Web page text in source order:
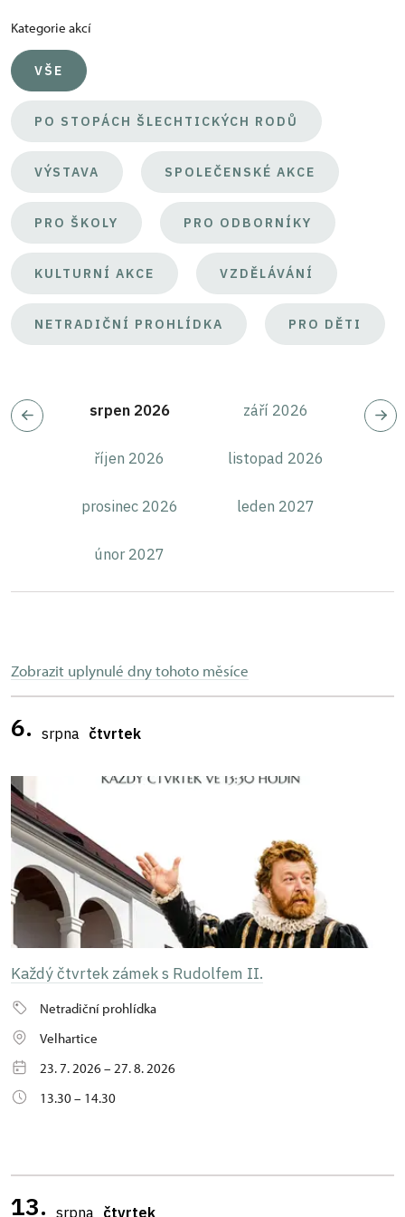
Kategorie akcí
VŠE
PO STOPÁCH ŠLECHTICKÝCH RODŮ
VÝSTAVA SPOLEČENSKÉ AKCE
PRO ŠKOLY PRO ODBORNÍKY
KULTURNÍ AKCE VZDĚLÁVÁNÍ
NETRADIČNÍ PROHLÍDKA PRO DĚTI
srpen 2026 září 2026
říjen 2026 listopad 2026
prosinec 2026 leden 2027
únor 2027
Zobrazit uplynulé dny tohoto měsíce
6. srpna čtvrtek
Každý čtvrtek zámek s Rudolfem II.
Netradiční prohlídka
Velhartice
23. 7. 2026 – 27. 8. 2026
13.30 – 14.30
13. srpna čtvrtek